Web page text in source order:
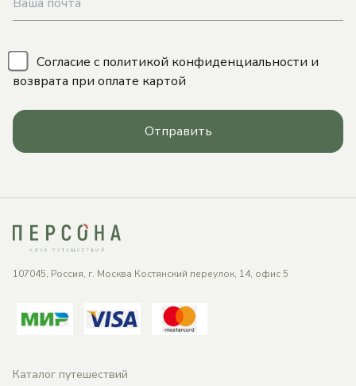
Согласие с политикой конфиденциальности и
возврата при оплате картой
Отправить
107045, Россия, г. Москва Костянский переулок, 14, офис 5
Каталог путешествий